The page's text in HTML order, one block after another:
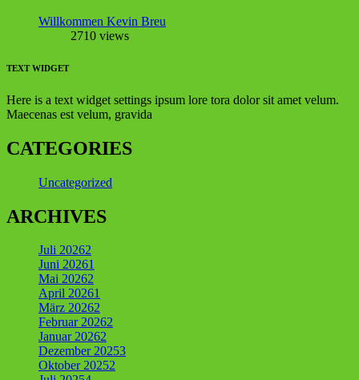
Willkommen Kevin Breu
2710 views
TEXT WIDGET
Here is a text widget settings ipsum lore tora dolor sit amet velum.
Maecenas est velum, gravida
CATEGORIES
Uncategorized
ARCHIVES
Juli 20262
Juni 20261
Mai 20262
April 20261
März 20262
Februar 20262
Januar 20262
Dezember 20253
Oktober 20252